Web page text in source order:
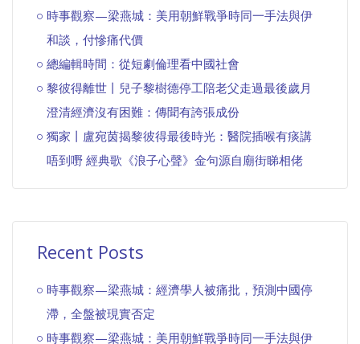
時事觀察—梁燕城：美用朝鮮戰爭時同一手法與伊
和談，付慘痛代價
總編輯時間：從短劇倫理看中國社會
黎彼得離世丨兒子黎樹德停工陪老父走過最後歲月
澄清經濟沒有困難：傳聞有誇張成份
獨家丨盧宛茵揭黎彼得最後時光：醫院插喉有痰講
唔到嘢 經典歌《浪子心聲》金句源自廟街睇相佬
Recent Posts
時事觀察—梁燕城：經濟學人被痛批，預測中國停
滯，全盤被現實否定
時事觀察—梁燕城：美用朝鮮戰爭時同一手法與伊